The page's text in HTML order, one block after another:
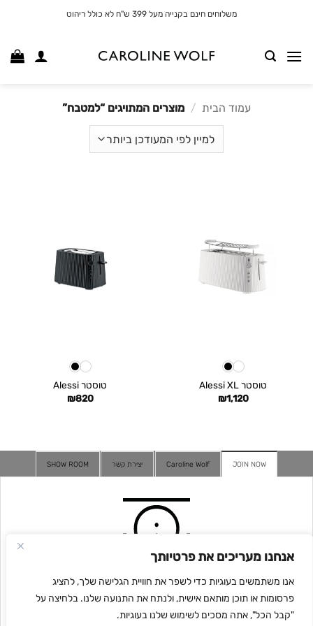
אנחנו מעריכים את פרטיותך
אנו משתמשים בעוגיות כדי לשפר את חוויית הגלישה שלך, להציג
פרסומות או תוכן מותאם אישית, ולנתח את התנועה שלנו. בלחיצה על
"קבל הכל", אתה מסכים לשימוש שלנו בעוגיות.
משלוחים חינם בקנייה מעל 399 ש"ח לא כולל ריהוט
עמוד הבית / מוצרים המתויגים “למטבח”
טוסטר Alessi XL
₪1,120
טוסטר Alessi
₪820
JOIN NOW
Caroline Wolf יצירת קשר SHOW ROOM